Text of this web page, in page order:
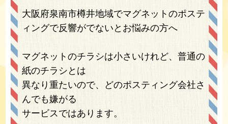
大阪府泉南市樽井地域でマグネットのポステ
ィングで反響がでないとお悩みの方へ
マグネットのチラシは小さいけれど、普通の
紙のチラシとは
異なり重たいので、どのポスティング会社さ
んでも嫌がる
サービスではあります。